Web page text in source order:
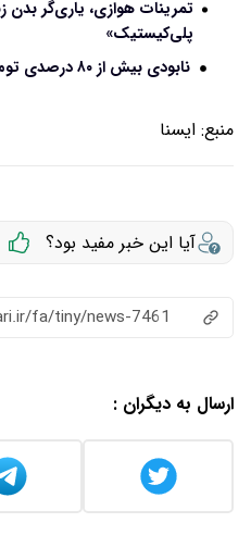
تمرینات هوازی، یاری‌گر بدن
پلی‌کیستیک»
نابودی بیش از ۸۰ درصدی تومورهای تخمدان با نانوذرات جدید
منبع: ايسنا
آیا این خبر مفید بود؟
fa/tiny/news-7461
ارسال به دیگران :